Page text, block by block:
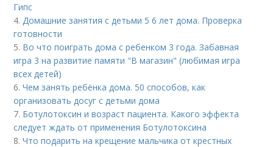
Гипс
4. Домашние занятия с детьми 5 6 лет дома. Проверка
готовности
5. Во что поиграть дома с ребенком 3 года. Забавная
игра 3 на развитие памяти "В магазин" (любимая игра
всех детей)
6.Чем занять ребёнка дома. 50 способов, как
организовать досуг с детьми дома
7. Ботулотоксин и возраст пациента. Какого эффекта
следует ждать от применения Ботулотоксина
8.Что подарить на крещение мальчика от крестных